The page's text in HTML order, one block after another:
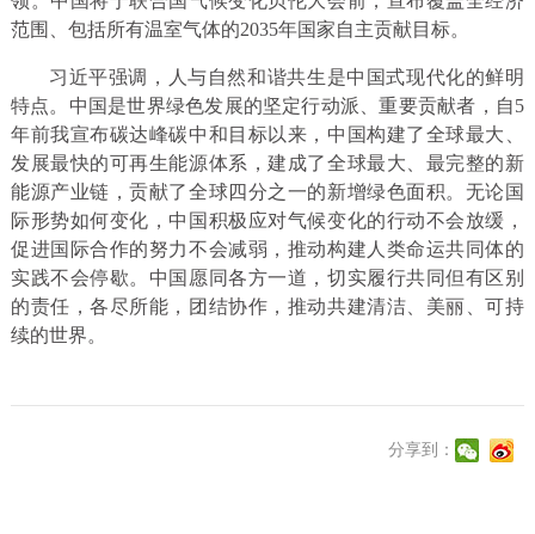
范围、包括所有温室气体的2035年国家自主贡献目标。
习近平强调，人与自然和谐共生是中国式现代化的鲜明
特点。中国是世界绿色发展的坚定行动派、重要贡献者，自5
年前我宣布碳达峰碳中和目标以来，中国构建了全球最大、
发展最快的可再生能源体系，建成了全球最大、最完整的新
能源产业链，贡献了全球四分之一的新增绿色面积。无论国
际形势如何变化，中国积极应对气候变化的行动不会放缓，
促进国际合作的努力不会减弱，推动构建人类命运共同体的
实践不会停歇。中国愿同各方一道，切实履行共同但有区别
的责任，各尽所能，团结协作，推动共建清洁、美丽、可持
续的世界。
分享到：